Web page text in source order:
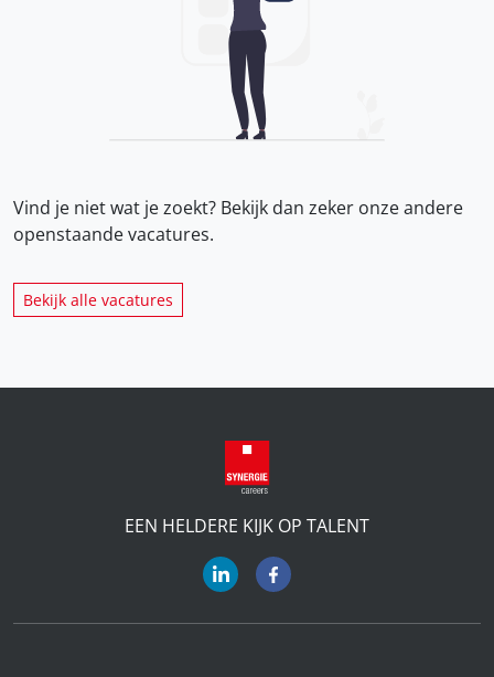
Vind je niet wat je zoekt? Bekijk dan zeker onzeandere
openstaande vacatures.
Bekijk alle vacatures
EEN HELDERE KIJK OP TALENT